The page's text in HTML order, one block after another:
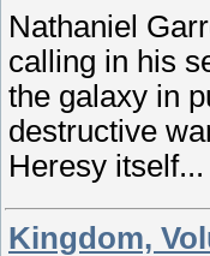
Nathaniel
calling in his
the galaxy in
destructive
Heresy itself...
Kingdom,